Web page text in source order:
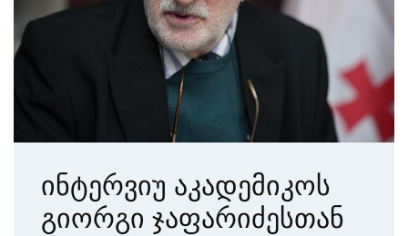
ინტერვიუ აკადემიკოს
გიორგი ჯაფარიძესთან